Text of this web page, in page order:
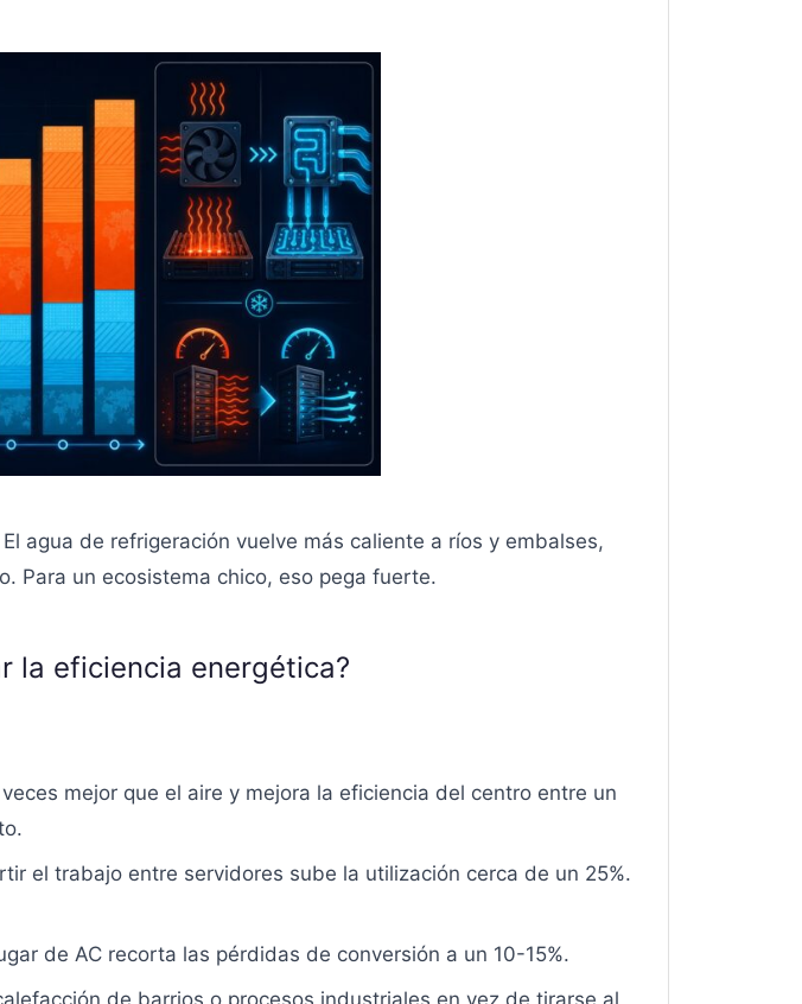
agua de refrigeración vuelve más caliente a ríos y embalses,
Para un ecosistema chico, eso pega fuerte.
la eficiencia energética?
mejor que el aire y mejora la eficiencia del centro entre un
el trabajo entre servidores sube la utilización cerca de un 25%.
de AC recorta las pérdidas de conversión a un 10-15%.
de barrios o procesos industriales en vez de tirarse al